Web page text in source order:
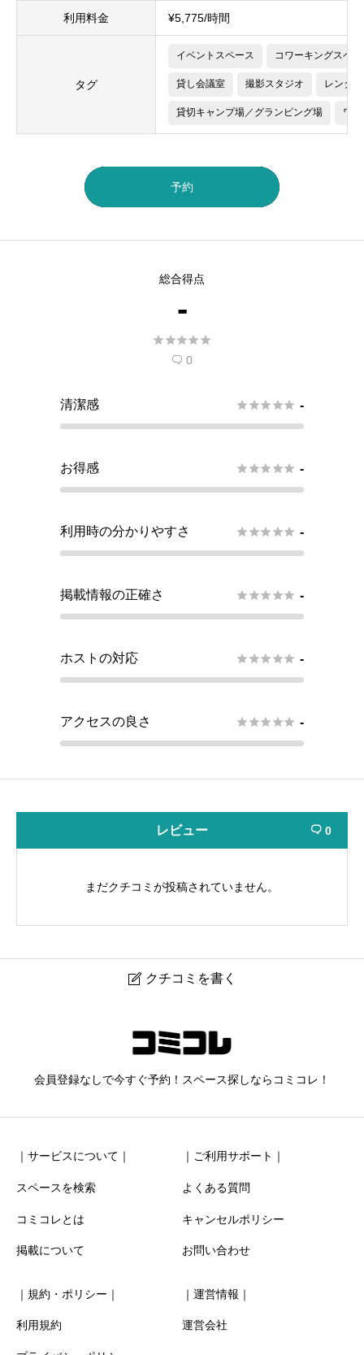
利用料金 ¥5,775/時間
タグ
イベントスペース コワーキングスペ
貸し会議室 撮影スタジオ レンタ
貸切キャンプ場／グランピング場 ワ
予約
総合得点
-

 0
清潔感  -
お得感  -
利用時の分かりやすさ  -
掲載情報の正確さ  -
ホストの対応  -
アクセスの良さ  -
レビュー  0
まだクチコミが投稿されていません。
 クチコミを書く
ニックネーム 任意
清潔感
お得感
会員登録なしで今すぐ予約！スペース探しならコミコレ！
｜サービスについて｜
スペースを検索
コミコレとは
掲載について
｜ご利用サポート｜
よくある質問
キャンセルポリシー
お問い合わせ
｜規約・ポリシー｜
利用規約
｜運営情報｜
運営会社